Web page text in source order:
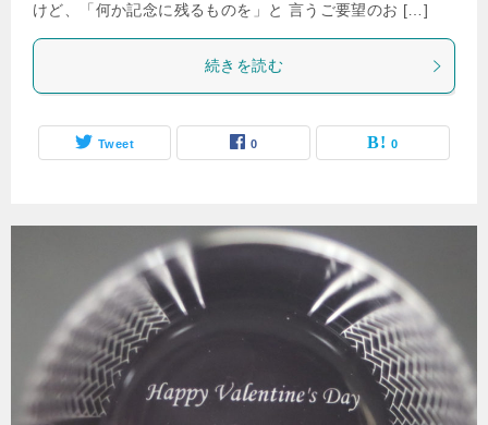
けど、「何か記念に残るものを」と 言うご要望のお […]
続きを読む
Tweet 0 0